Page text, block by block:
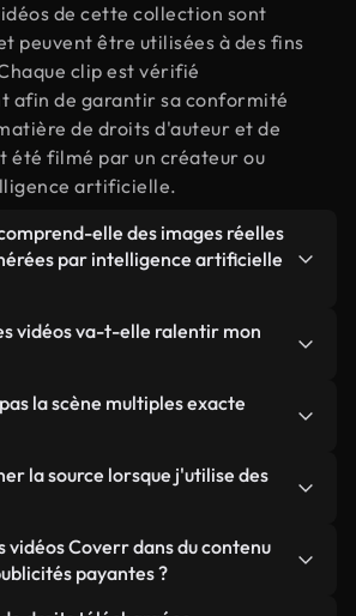
de cette collection sont
peuvent être utilisées à des fins
clip est vérifié
afin de garantir sa conformité
de droits d'auteur et de
été filmé par un créateur ou
artificielle.
elle des images réelles
par intelligence artificielle
d'une bibliothèque hybride
images filmées par des
Chaque vidéo est clairement
vous sachiez toujours ce que
vidéos va-t-elle ralentir mon
nos versions optimisées.
formats légers, prêts pour le
qualité élevée tout en
de chargement et en
comme le LCP.
la scène multiples exacte
une instantanément avec
Il vous suffit de décrire la scène,
quelques secondes une vidéo
à nos normes de licence.
la source lorsque j'utilise des
n'est requise. Toutes les vidéos
sont libres de droits et
vidéos Coverr dans du contenu
payantes ?
vidéo de Coverr peuvent